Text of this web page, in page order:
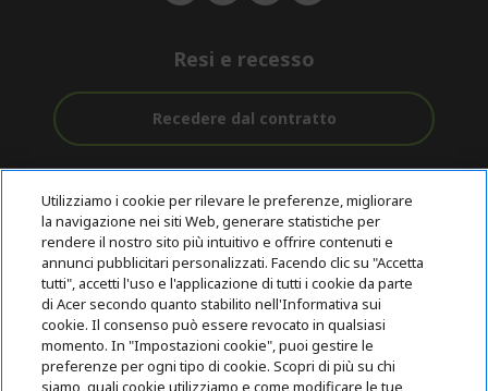
Resi e recesso
Recedere dal contratto
Gratuita
Assistenza
pre e post
acquisto
Con 0% Di
Tasso
D'interesse
© 2026 Acer Inc.
CPYou B.V. è il rivenditore autorizzato dei prodotti Acer venduti in
questo negozio online.
Utilizziamo i cookie per rilevare le preferenze, migliorare
la navigazione nei siti Web, generare statistiche per
rendere il nostro sito più intuitivo e offrire contenuti e
annunci pubblicitari personalizzati. Facendo clic su "Accetta
tutti", accetti l'uso e l'applicazione di tutti i cookie da parte
di Acer secondo quanto stabilito nell'Informativa sui
cookie. Il consenso può essere revocato in qualsiasi
momento. In "Impostazioni cookie", puoi gestire le
preferenze per ogni tipo di cookie. Scopri di più su chi
siamo, quali cookie utilizziamo e come modificare le tue